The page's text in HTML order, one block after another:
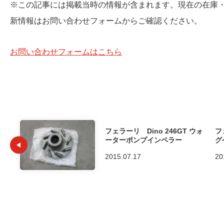
※この記事には掲載当時の情報が含まれます。現在の在庫
新情報はお問い合わせフォームからご確認ください。
お問い合わせフォームはこちら
フェラーリ Dino 246GT ウォ
ーターポンプインペラー
2015.07.17
グ